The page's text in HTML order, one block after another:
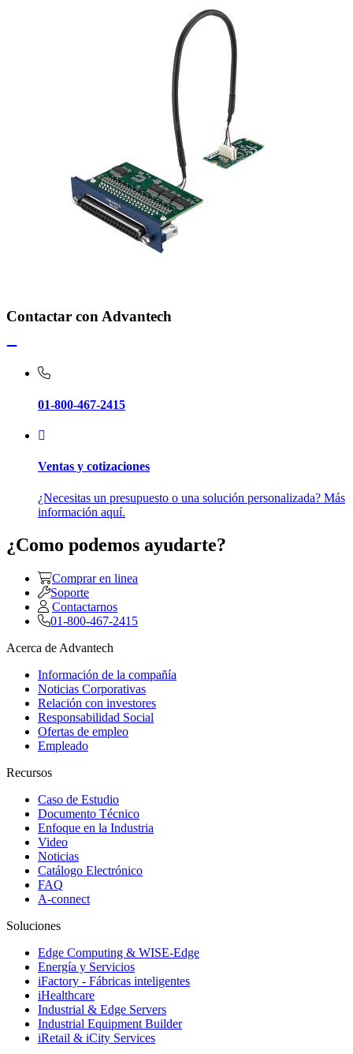
Contactar con Advantech
01-800-467-2415
Ventas y cotizaciones
¿Necesitas un presupuesto o una solución personalizada? Más
información aquí.
¿Como podemos ayudarte?
Comprar en linea
Soporte
Contactarnos
01-800-467-2415
Acerca de Advantech
Información de la compañía
Noticias Corporativas
Relación con investores
Responsabilidad Social
Ofertas de empleo
Empleado
Recursos
Caso de Estudio
Documento Técnico
Enfoque en la Industria
Video
Noticias
Catálogo Electrónico
FAQ
A-connect
Soluciones
Edge Computing & WISE-Edge
Energía y Servicios
iFactory - Fábricas inteligentes
iHealthcare
Industrial & Edge Servers
Industrial Equipment Builder
iRetail & iCity Services